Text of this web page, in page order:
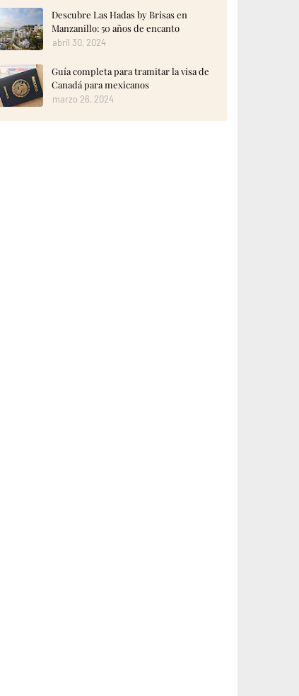
Descubre Las Hadas by Brisas en
Manzanillo: 50 años de encanto
abril 30, 2024
Guía completa para tramitar la visa de
Canadá para mexicanos
marzo 26, 2024